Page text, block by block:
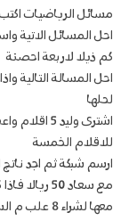
مسائل الرياضيات
احل المسائل الاتية
كم ذيلا لاربعة احصنة
احل المسالة التالية
لحلها
اشترى
للاقلام الخمسة
ارسم شبكة ثم اجد
معها لشراء 8 علب م السبب